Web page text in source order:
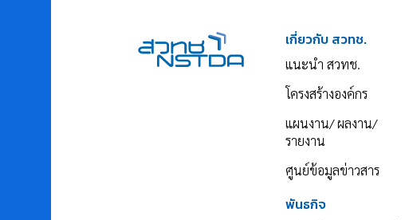
เกี่ยวกับ สวทช.
แนะนำ สวทช.
โครงสร้างองค์กร
แผนงาน/ ผลงาน/
รายงาน
ศูนย์ข้อมูลข่าวสาร
พันธกิจ